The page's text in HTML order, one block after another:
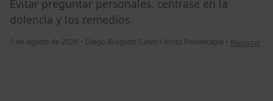
Evitar preguntar personales, centrase en la
dolencia y los remedios.
1 de agosto de 2026 • Diego Bragado Calvo • Visita Fisioterapia • en opinión
Reportar